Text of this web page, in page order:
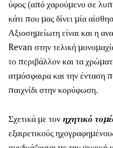
ύφος (από χαρούμενο σε
κάτι που μας δίνει μία
Αξιοσημείωτη είναι και η
Revan στην τελική
το περιβάλλον και τα
ατμόσφαιρα και την ένταση
παιχνίδι στην κορύφωση.
Σχετικά με τον ηχητικό
εξαιρετικούς